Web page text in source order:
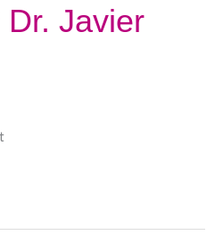
Javier